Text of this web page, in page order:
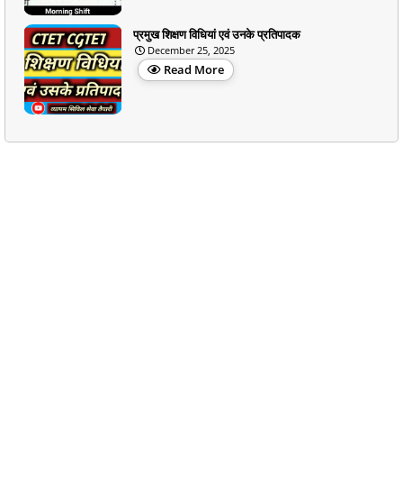
प्रमुख शिक्षण विधियां एवं उनके प्रतिपादक
December 25, 2025
Read More